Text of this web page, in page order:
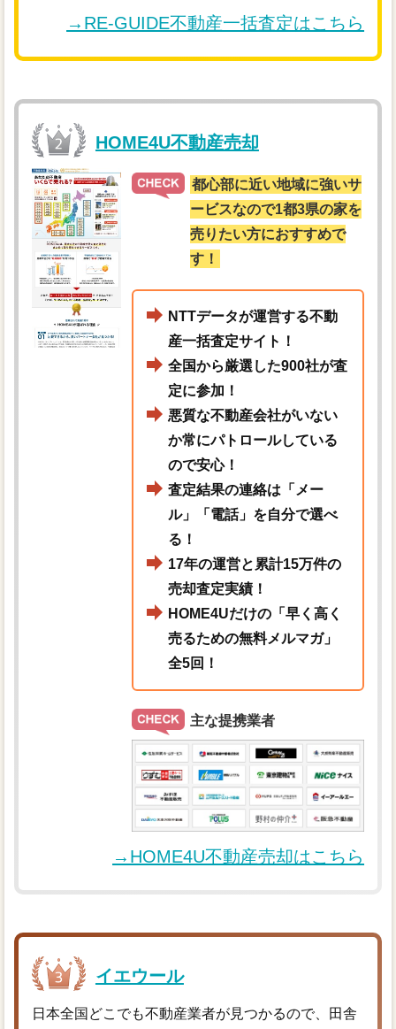
→RE-GUIDE不動産一括査定はこちら
HOME4U不動産売却
都心部に近い地域に強いサ
ービスなので1都3県の家を
売りたい方におすすめで
す！
NTTデータが運営する不動
産一括査定サイト！
全国から厳選した900社が査
定に参加！
悪質な不動産会社がいない
か常にパトロールしている
ので安心！
査定結果の連絡は「メー
ル」「電話」を自分で選べ
る！
17年の運営と累計15万件の
売却査定実績！
HOME4Uだけの「早く高く
売るための無料メルマガ」
全5回！
主な提携業者
→HOME4U不動産売却はこちら
イエウール
日本全国どこでも不動産業者が見つかるので、田舎